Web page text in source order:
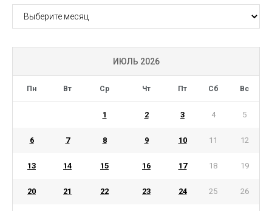
АРХИВ
ИЮЛЬ 2026
Пн Вт Ср Чт Пт Сб Вс
1 2 3 4 5
6 7 8 9 10 11 12
13 14 15 16 17 18 19
20 21 22 23 24 25 26